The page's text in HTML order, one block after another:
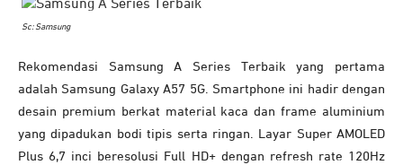
Sc: Samsung
Rekomendasi Samsung A Series Terbaik yang pertama
adalah Samsung Galaxy A57 5G. Smartphone ini hadir dengan
desain premium berkat material kaca dan frame aluminium
yang dipadukan bodi tipis serta ringan. Layar Super AMOLED
Plus 6,7 inci beresolusi Full HD+ dengan refresh rate 120Hz